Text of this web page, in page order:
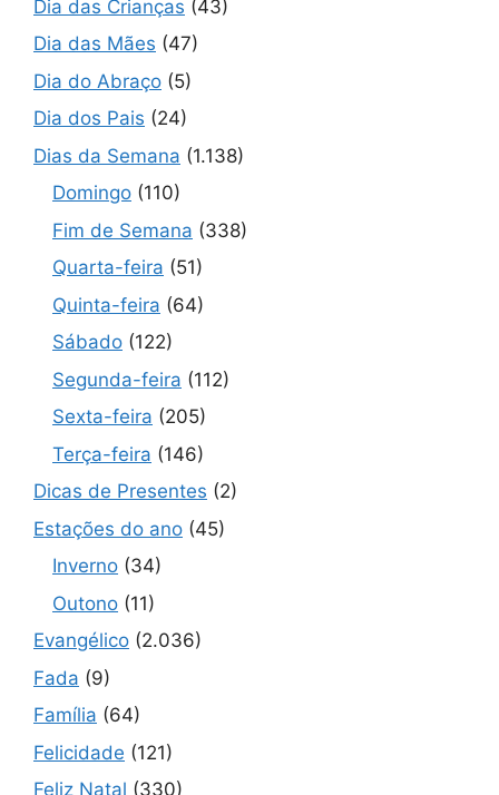
Dia das Crianças (43)
Dia das Mães (47)
Dia do Abraço (5)
Dia dos Pais (24)
Dias da Semana (1.138)
Domingo (110)
Fim de Semana (338)
Quarta-feira (51)
Quinta-feira (64)
Sábado (122)
Segunda-feira (112)
Sexta-feira (205)
Terça-feira (146)
Dicas de Presentes (2)
Estações do ano (45)
Inverno (34)
Outono (11)
Evangélico (2.036)
Fada (9)
Família (64)
Felicidade (121)
Feliz Natal (330)